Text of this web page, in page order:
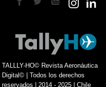
TALLLY-HO© Revista Aeronáutica
Digital© | Todos los derechos
reservados | 2014 - 2025 | Chile